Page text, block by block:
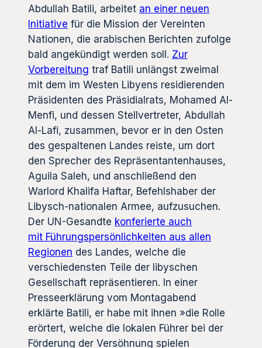
Abdullah Batili, arbeitet an einer neuen
Initiative für die Mission der Vereinten
Nationen, die arabischen Berichten zufolge
bald angekündigt werden soll. Zur
Vorbereitung traf Batili unlängst zweimal
mit dem im Westen Libyens residierenden
Präsidenten des Präsidialrats, Mohamed Al-
Menfi, und dessen Stellvertreter, Abdullah
Al-Lafi, zusammen, bevor er in den Osten
des gespaltenen Landes reiste, um dort
den Sprecher des Repräsentantenhauses,
Aguila Saleh, und anschließend den
Warlord Khalifa Haftar, Befehlshaber der
Libysch-nationalen Armee, aufzusuchen.
Der UN-Gesandte konferierte auch
mit Führungspersönlichkeiten aus allen
Regionen des Landes, welche die
verschiedensten Teile der libyschen
Gesellschaft repräsentieren. In einer
Presseerklärung vom Montagabend
erklärte Batili, er habe mit ihnen »die Rolle
erörtert, welche die lokalen Führer bei der
Förderung der Versöhnung spielen